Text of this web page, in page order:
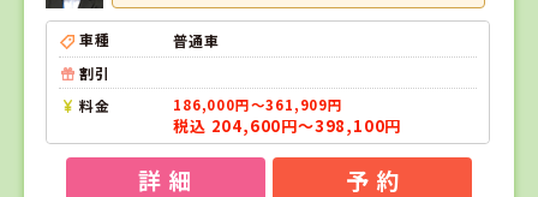
車種
普通車
割引
料金
186,000円～361,909円
税込 204,600円～398,100円
詳 細 予 約